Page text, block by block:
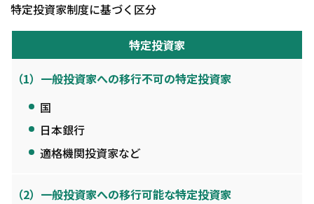
特定投資家制度に基づく区分
特定投資家
（1）一般投資家への移行不可の特定投資家
国
日本銀行
適格機関投資家など
（2）一般投資家への移行可能な特定投資家